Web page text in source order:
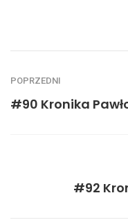
POPRZEDNI
#90 Kronika
#92